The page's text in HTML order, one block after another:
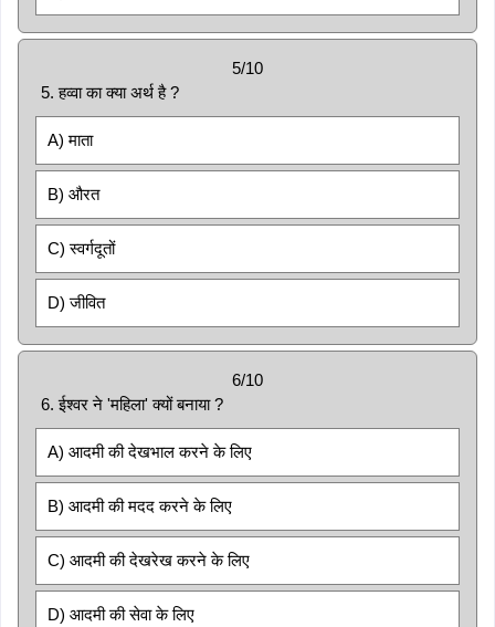
5/10
5. हव्वा का क्या अर्थ है ?
A) माता
B) औरत
C) स्वर्गदूतों
D) जीवित
6/10
6. ईश्वर ने 'महिला' क्यों बनाया ?
A) आदमी की देखभाल करने के लिए
B) आदमी की मदद करने के लिए
C) आदमी की देखरेख करने के लिए
D) आदमी की सेवा के लिए